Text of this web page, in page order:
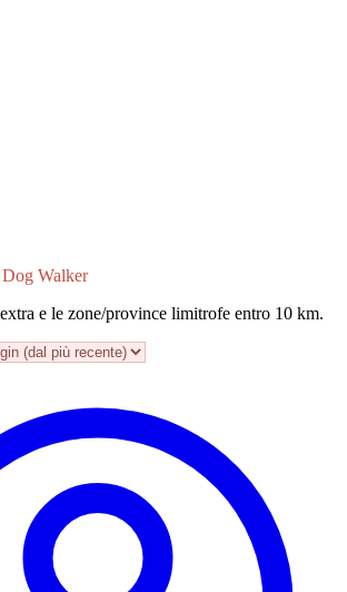
Dog Walker
e le zone/province limitrofe entro 10 km.